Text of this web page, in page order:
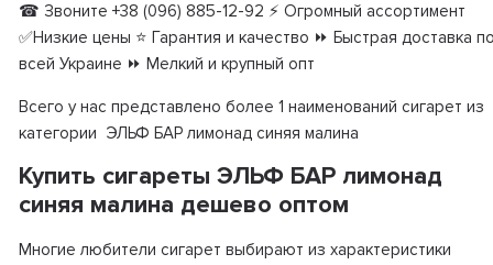
☎ Звоните +38 (096) 885-12-92 ⚡ Огромный ассортимент
✅Низкие цены ⭐ Гарантия и качество ⏩ Быстрая доставка
всей Украине ⏩ Мелкий и крупный опт
Всего у нас представлено более 1 наименований сигарет из
категории ЭЛЬФ БАР лимонад синяя малина
Купить сигареты ЭЛЬФ БАР лимонад
синяя малина дешево оптом
Многие любители сигарет выбирают из характеристики